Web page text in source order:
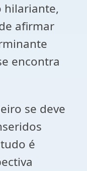
hilariante,
afirmar
encontra
se deve
é